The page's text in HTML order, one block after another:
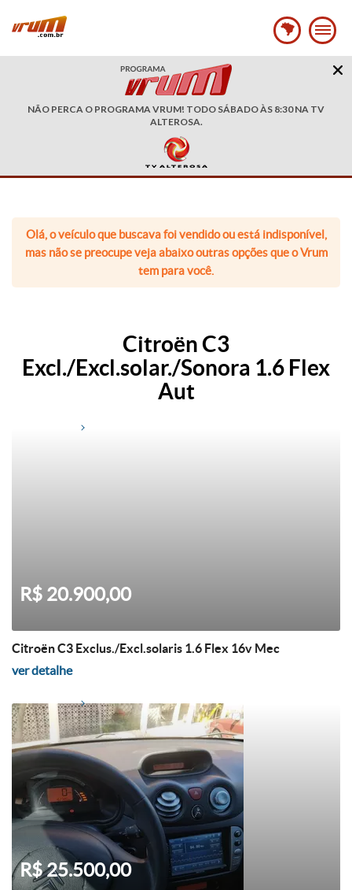
NÃO PERCA O PROGRAMA VRUM! TODO SÁBADO ÀS 8:30 NA TV
ALTEROSA.
Olá, o veículo que buscava foi vendido ou está indisponível,
mas não se preocupe veja abaixo outras opções que o Vrum
tem para você.
Citroën C3
Excl./Excl.solar./Sonora 1.6 Flex
Aut
R$ 20.900,00
Citroën C3 Exclus./Excl.solaris 1.6 Flex 16v Mec
ver detalhe
R$ 25.500,00